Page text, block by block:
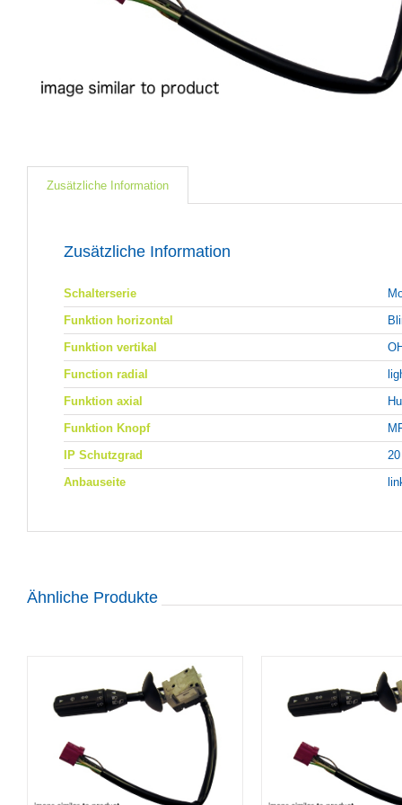
Zusätzliche Information
Zusätzliche Information
Schalterserie
Funktion horizontal
Funktion vertikal
Function radial
Funktion axial
Funktion Knopf
IP Schutzgrad
20
Anbauseite
Ähnliche Produkte